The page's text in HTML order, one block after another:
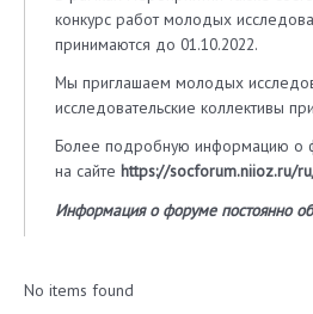
конкурс работ молодых
принимаются до 01.10.2022.
Мы приглашаем молодых
исследовательские коллективы
Более подробную информацию о
на сайте https://socforum.niioz.ru/
Информация о форуме постоянно
No items found